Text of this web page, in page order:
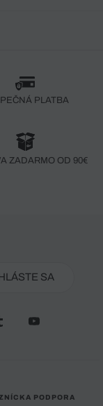
PLATBA
ZADARMO OD 90€
SA
PODPORA